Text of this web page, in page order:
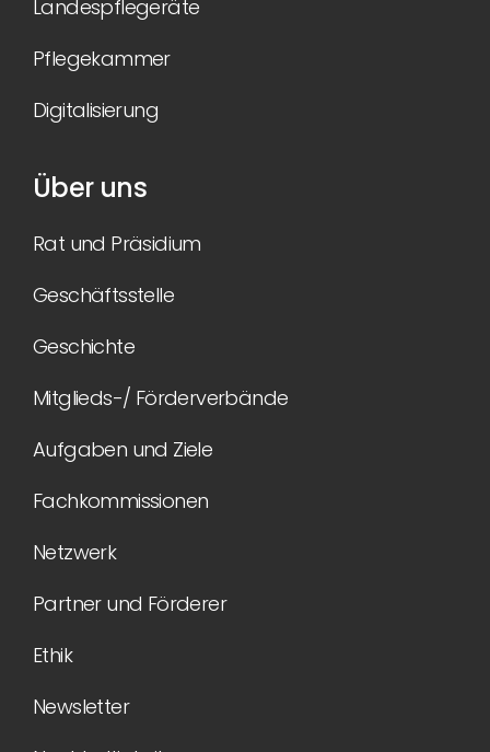
Landespflegeräte
Pflegekammer
Digitalisierung
Über uns
Rat und Präsidium
Geschäftsstelle
Geschichte
Mitglieds-/ Förderverbände
Aufgaben und Ziele
Fachkommissionen
Netzwerk
Partner und Förderer
Ethik
Newsletter